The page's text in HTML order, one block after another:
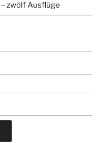
zwölf Ausflüge